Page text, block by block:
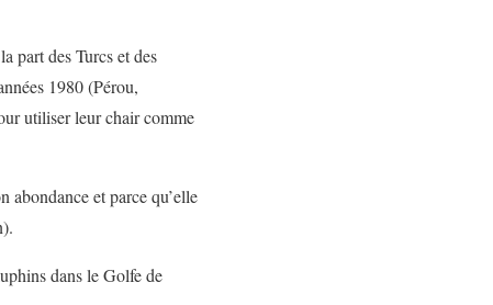
part des Turcs et des
1980 (Pérou,
utiliser leur chair comme
abondance et parce qu’elle
dans le Golfe de